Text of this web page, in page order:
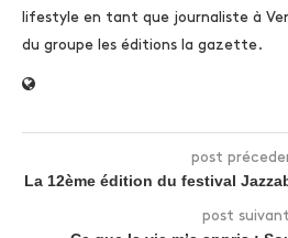
lifestyle en tant que journaliste à
du groupe les éditions la gazette.
post
La 12ème édition du festival
post suivant